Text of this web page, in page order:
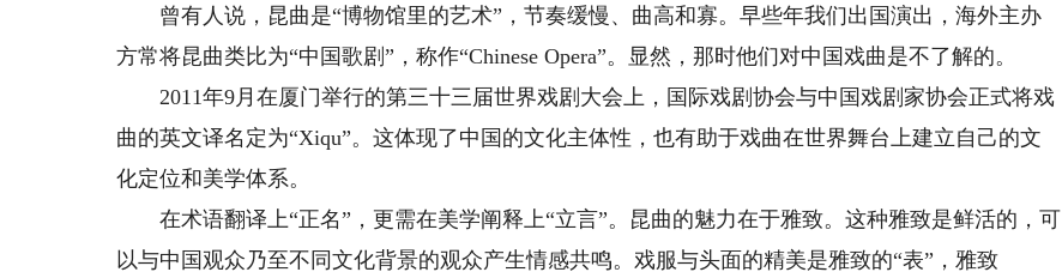
曾有人说，昆曲是“博物馆里的艺术”，节奏缓慢、曲高和寡。早些年我们出国演出，海外主办
方常将昆曲类比为“中国歌剧”，称作“Chinese Opera”。显然，那时他们对中国戏曲是不了解的。
2011年9月在厦门举行的第三十三届世界戏剧大会上，国际戏剧协会与中国戏剧家协会正式将戏
曲的英文译名定为“Xiqu”。这体现了中国的文化主体性，也有助于戏曲在世界舞台上建立自己的文
化定位和美学体系。
在术语翻译上“正名”，更需在美学阐释上“立言”。昆曲的魅力在于雅致。这种雅致是鲜活的，可
以与中国观众乃至不同文化背景的观众产生情感共鸣。戏服与头面的精美是雅致的“表”，雅致